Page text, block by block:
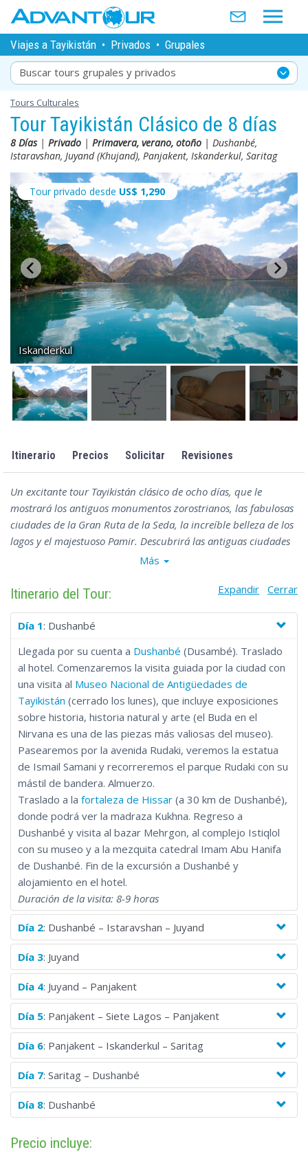
Viajes a Tayikistán • Privados • Grupales
Buscar tours grupales y privados
Tours Culturales
Tour Tayikistán Clásico de 8 días
8 Días| Privado | Primavera, verano, otoño | Dushanbé,
Istaravshan, Juyand (Khujand), Panjakent, Iskanderkul, Saritag
Tour privado desde US$ 1,290
Iskanderkul
Itinerario Precios Solicitar Revisiones
Un excitante tour Tayikistán clásico de ocho días, que le
mostrará los antiguos monumentos zorostrianos, las fabulosas
ciudades de la Gran Ruta de la Seda, la increíble belleza de los
lagos y el majestuoso Pamir. Descubrirá las antiguas ciudades
de Juyand (Khujand), Panjakent (Penjikent) e Istaravshan. Verá
ruidosos bazares, museos, mezquitas y podrá degustar la
Más
Itinerario del Tour: Expandir Cerrar
Día 1: Dushanbé
Llegada por su cuenta a Dushanbé (Dusambé). Traslado
al hotel. Comenzaremos la visita guiada por la ciudad con
una visita al Museo Nacional de Antigüedades de
Tayikistán (cerrado los lunes), que incluye exposiciones
sobre historia, historia natural y arte (el Buda en el
Nirvana es una de las piezas más valiosas del museo).
Pasearemos por la avenida Rudaki, veremos la estatua
de Ismail Samani y recorreremos el parque Rudaki con su
mástil de bandera. Almuerzo.
Traslado a la fortaleza de Hissar (a 30 km de Dushanbé),
donde podrá ver la madraza Kukhna. Regreso a
Dushanbé y visita al bazar Mehrgon, al complejo Istiqlol
con su museo y a la mezquita catedral Imam Abu Hanifa
de Dushanbé. Fin de la excursión a Dushanbé y
alojamiento en el hotel.
Duración de la visita: 8-9 horas
Día 2: Dushanbé – Istaravshan – Juyand
Día 3: Juyand
Día 4: Juyand – Panjakent
Día 5: Panjakent – Siete Lagos – Panjakent
Día 6: Panjakent – Iskanderkul – Saritag
Día 7: Saritag – Dushanbé
Día 8: Dushanbé
Precio incluye: